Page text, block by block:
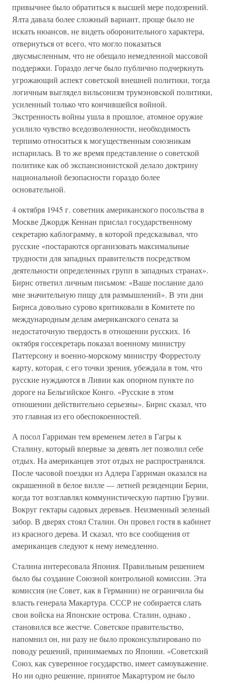
привычнее было обратиться к высшей мере подозрений.
Ялта давала более сложный вариант, проще было не
искать нюансов, не видеть оборонительного характера,
отвернуться от всего, что могло показаться
двусмысленным, что не обещало немедленной массовой
поддержки. Гораздо легче было публично подчеркнуть
угрожающий аспект советской внешней политики, тогда
логичным выглядел вильсонизм трумэновской политики,
усиленный только что кончившейся войной.
Экстренность войны ушла в прошлое, атомное оружие
усилило чувство вседозволенности, необходимость
терпимо относиться к могущественным союзникам
испарилась. В то же время представление о советской
политике как об экспансионистской делало доктрину
национальной безопасности гораздо более
основательной.
4 октября 1945 г. советник американского посольства в
Москве Джордж Кеннан прислал государственному
секретарю каблограмму, в которой предсказывал, что
русские «постараются организовать максимальные
трудности для западных правительств посредством
деятельности определенных групп в западных странах».
Бирнс ответил личным письмом: «Ваше послание дало
мне значительную пищу для размышлений». В эти дни
Бирнса довольно сурово критиковали в Комитете по
международным делам американского сената за
недостаточную твердость в отношении русских. 16
октября госсекретарь показал военному министру
Паттерсону и военно-морскому министру Форрестолу
карту, которая, с его точки зрения, убеждала в том, что
русские нуждаются в Ливии как опорном пункте по
дороге на Бельгийское Конго. «Русские в этом
отношении действительно серьезны». Бирнс сказал, что
это главная из его обеспокоенностей.
А посол Гарриман тем временем летел в Гагры к
Сталину, который впервые за девять лет позволил себе
отдых. На американцев этот отдых не распространялся.
После часовой поездки из Адлера Гарриман оказался на
окрашенной в белое вилле — летней резиденции Берии,
когда тот возглавлял коммунистическую партию Грузии.
Вокруг гектары садовых деревьев. Неизменный зеленый
забор. В дверях стоял Сталин. Он провел гостя в кабинет
из красного дерева. И сказал, что все сообщения от
американцев следуют к нему немедленно.
Сталина интересовала Япония. Правильным решением
было бы создание Союзной контрольной комиссии. Эта
комиссия (не Совет, как в Германии) не ограничила бы
власть генерала Макартура. СССР не собирается слать
свои войска на Японские острова. Сталин, однако ,
становился все жестче. Советское правительство,
напомнил он, ни разу не было проконсультировано по
поводу решений, принимаемых по Японии. «Советский
Союз, как суверенное государство, имеет самоуважение.
Но ни одно решение, принятое Макартуром не было